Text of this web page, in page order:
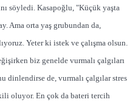
söyledi. Kasapoğlu, "Küçük yaşta
Ama orta yaş grubundan da,
Yeter ki istek ve çalışma olsun.
biz genelde vurmalı çalgıları
dinlendirse de, vurmalı çalgılar stres
oluyor. En çok da bateri tercih